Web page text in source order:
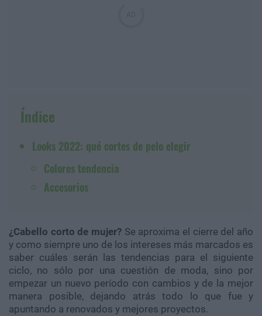
Índice
Looks 2022: qué cortes de pelo elegir
Colores tendencia
Accesorios
¿Cabello corto de mujer? Se aproxima el cierre del año
y como siempre uno de los intereses más marcados es
saber cuáles serán las tendencias para el siguiente
ciclo, no sólo por una cuestión de moda, sino por
empezar un nuevo período con cambios y de la mejor
manera posible, dejando atrás todo lo que fue y
apuntando a renovados y mejores proyectos.